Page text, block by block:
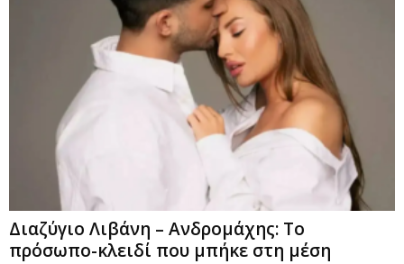
Διαζύγιο Λιβάνη – Ανδρομάχης: Το
πρόσωπο-κλειδί που μπήκε στη μέση